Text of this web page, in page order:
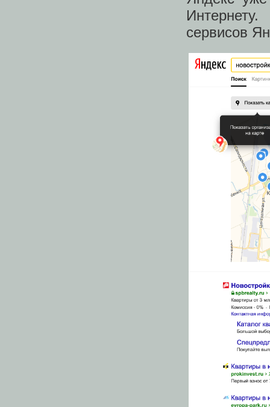
сервисов